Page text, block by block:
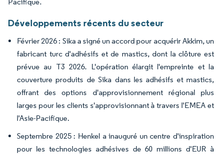
Développements récents du secteur
Février 2026 : Sika a signé un accord pour acquérir Akkim, un
fabricant turc d'adhésifs et de mastics, dont la clôture est
prévue au T3 2026. L'opération élargit l'empreinte et la
couverture produits de Sika dans les adhésifs et mastics,
offrant des options d'approvisionnement régional plus
larges pour les clients s'approvisionnant à travers l'EMEA et
l'Asie-Pacifique.
Septembre 2025 : Henkel a inauguré un centre d'inspiration
pour les technologies adhésives de 60 millions d'EUR à